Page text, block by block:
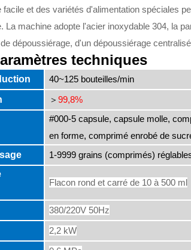
facile et des variétés d'alimentation spéciales
La machine adopte l'acier inoxydable 304, la
dépoussiérage, d'un dépoussiérage
techniques
40~125 bouteilles/min
＞99,8%
#000-5 capsule, capsule molle,
en forme, comprimé enrobé de
1-9999 grains (comprimés)
Flacon rond et carré de 10 à 500 ml
380/220V 50Hz
2,2 kW